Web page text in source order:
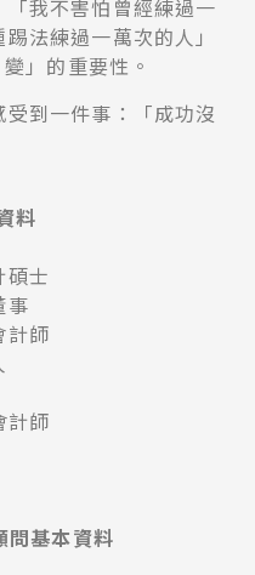
我不害怕曾經練過一
法練過一萬次的人」
」的重要性。
到一件事：「成功沒
料
碩士
事
計師
計師
基本資料